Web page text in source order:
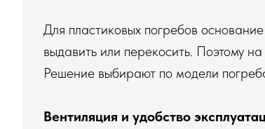
Для пластиковых погребов
выдавить или перекосить. Поэтому
Решение выбирают по модели
Вентиляция и удобство